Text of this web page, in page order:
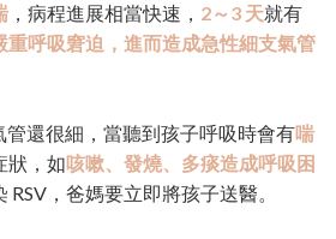
，病程進展相當快速， 2～3 天就有
重呼吸窘迫，進而造成急性細支氣管
管還很細，當聽到孩子呼吸時會有喘
狀，如咳嗽、發燒、多痰造成呼吸困
，爸媽要立即將孩子送醫。